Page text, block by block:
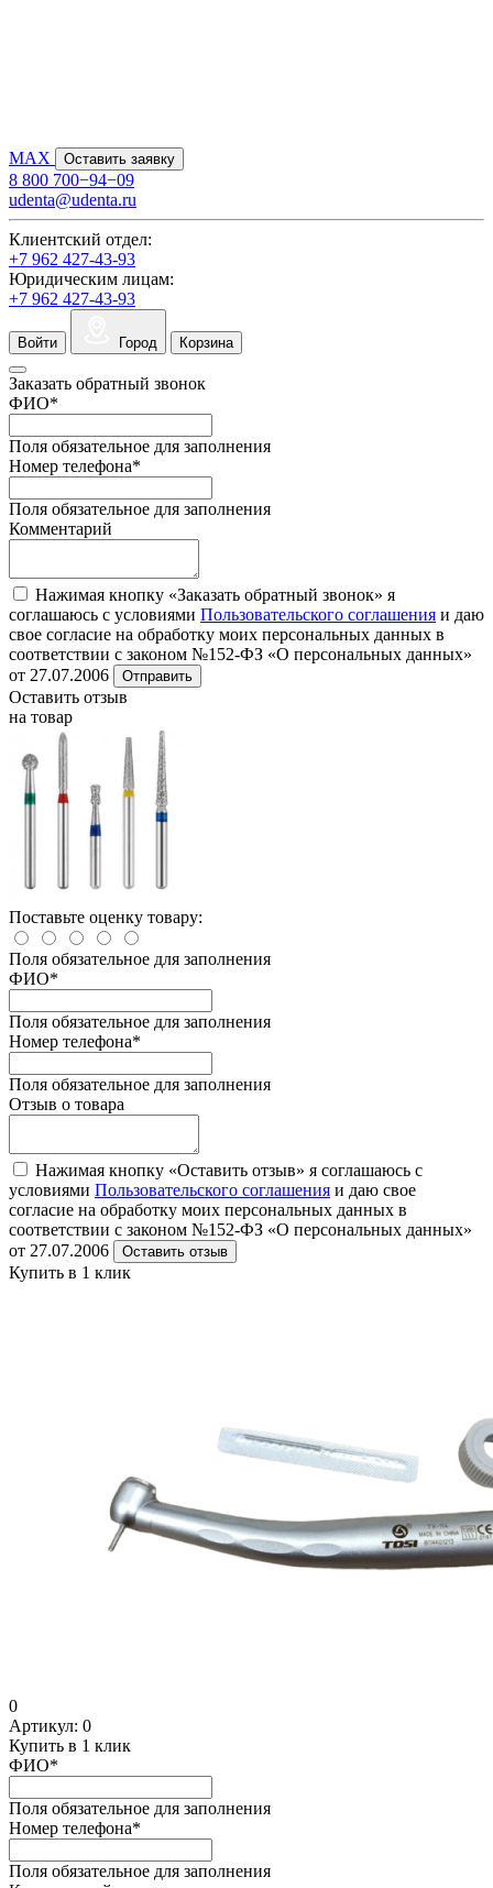
MAX Оставить заявку
8 800 700−94−09
udenta@udenta.ru
Клиентский отдел:
+7 962 427-43-93
Юридическим лицам:
+7 962 427-43-93
Войти Город Корзина
Заказать обратный звонок
ФИО*
Поля обязательное для заполнения
Номер телефона*
Поля обязательное для заполнения
Комментарий
Нажимая кнопку «Заказать обратный звонок» я
соглашаюсь с условиями Пользовательского соглашения и даю
свое согласие на обработку моих персональных данных в
соответствии с законом №152-ФЗ «О персональных данных»
от 27.07.2006
Отправить
Оставить отзыв
на товар
Поставьте оценку товару:
Поля обязательное для заполнения
ФИО*
Поля обязательное для заполнения
Номер телефона*
Поля обязательное для заполнения
Отзыв о товара
Нажимая кнопку «Оставить отзыв» я соглашаюсь с
условиями Пользовательского соглашения и даю свое
согласие на обработку моих персональных данных в
соответствии с законом №152-ФЗ «О персональных данных»
от 27.07.2006
Оставить отзыв
Купить в 1 клик
0
Артикул: 0
Купить в 1 клик
ФИО*
Поля обязательное для заполнения
Номер телефона*
Поля обязательное для заполнения